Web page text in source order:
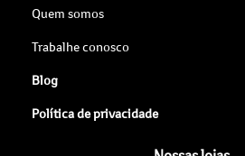
Quem somos
Trabalhe conosco
Blog
Política de privacidade